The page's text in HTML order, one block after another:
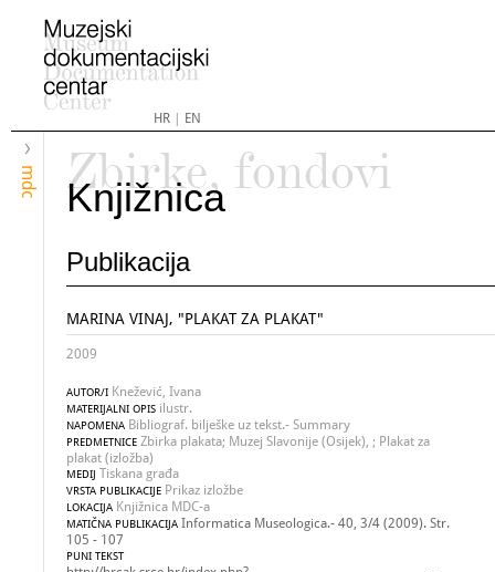
HR| EN
mdc
Zbirke, fondovi
Knjižnica
Publikacija
MARINA VINAJ, "PLAKAT ZA PLAKAT"
2009
AUTOR/I Knežević, Ivana
MATERIJALNI OPIS ilustr.
NAPOMENA Bibliograf. bilješke uz tekst.- Summary
PREDMETNICE Zbirka plakata; Muzej Slavonije (Osijek), ; Plakat za
plakat (izložba)
MEDIJ Tiskana građa
VRSTA PUBLIKACIJE Prikaz izložbe
LOKACIJA Knjižnica MDC-a
MATIČNA PUBLIKACIJA Informatica Museologica.- 40, 3/4 (2009). Str.
105 - 107
PUNI TEKST